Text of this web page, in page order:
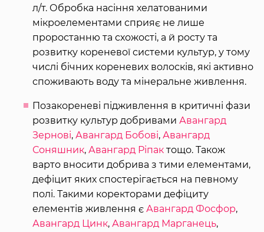
л/т. Обробка насіння хелатованими
мікроелементами сприяє не лише
проростанню та схожості, а й росту та
розвитку кореневої системи культур, у тому
числі бічних кореневих волосків, які активно
споживають воду та мінеральне живлення.
Позакореневі підживлення в критичні фази
розвитку культур добривами Авангард
Зернові, Авангард Бобові, Авангард
Соняшник, Авангард Ріпак тощо. Також
варто вносити добрива з тими елементами,
дефіцит яких спостерігається на певному
полі. Такими коректорами дефіциту
елементів живлення є Авангард Фосфор,
Авангард Цинк, Авангард Марганець,